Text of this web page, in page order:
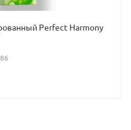
Perfect Harmony